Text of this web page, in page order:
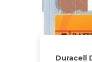
Duracell